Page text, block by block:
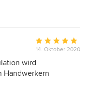
tollen Umfeld richtig
und dem Ergebnis
Bewertung:
5
von
14. Oktober 2020
wird
Handwerkern